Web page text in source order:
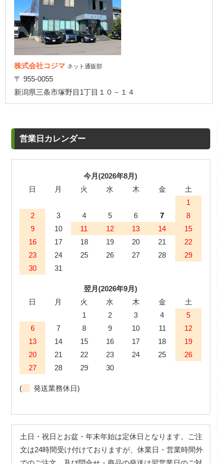
株式会社コジマ ネット通販部
〒 955-0055
新潟県三条市塚野目1丁目１０－１４
営業日カレンダー
今月(2026年8月)
日
月 火 水 木 金
土
1
2
3 4 5 6 7
8
9
10 11 12 13 14
15
16
17 18 19 20 21
22
23
24 25 26 27 28
29
30
31
翌月(2026年9月)
日
月 火 水 木 金
土
1
2 3 4
5
6
7 8 9 10 11
12
13
14 15 16 17 18
19
20
21 22 23 24 25
26
27
28 29 30
( 発送業務休日)
土日・祝日とお盆・年末年始は定休日となります。ご注
文は24時間受け付けておりますが、休業日・営業時間外